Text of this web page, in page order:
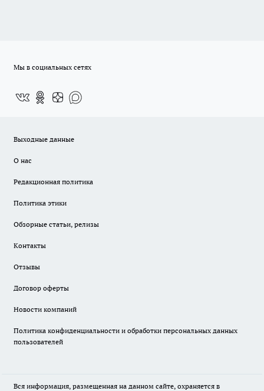
Мы в социальных сетях
Выходные данные
О нас
Редакционная политика
Политика этики
Обзорные статьи, релизы
Контакты
Отзывы
Договор оферты
Новости компаний
Политика конфиденциальности и обработки персональных данных
пользователей
Вся информация, размещенная на данном сайте, охраняется в